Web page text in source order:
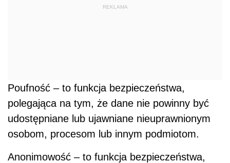
REKLAMA
Poufność – to funkcja bezpieczeństwa,
polegająca na tym, że dane nie powinny być
udostępniane lub ujawniane nieuprawnionym
osobom, procesom lub innym podmiotom.
Anonimowość – to funkcja bezpieczeństwa,